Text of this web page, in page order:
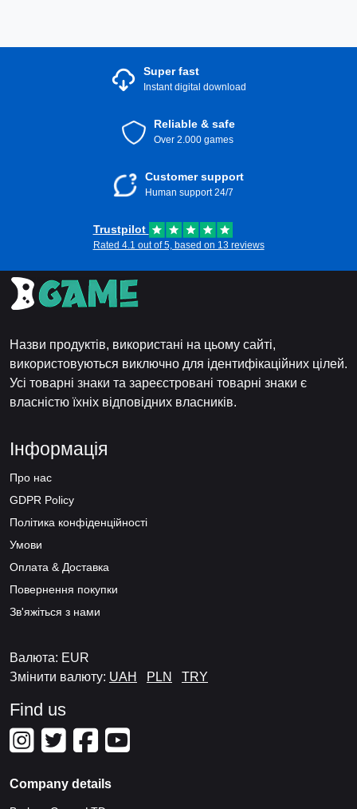
Super fast
Instant digital download
Reliable & safe
Over 2.000 games
Customer support
Human support 24/7
Trustpilot
Rated 4.1 out of 5, based on 13 reviews
Назви продуктів, використані на цьому сайті,
використовуються виключно для ідентифікаційних цілей.
Усі товарні знаки та зареєстровані товарні знаки є
власністю їхніх відповідних власників.
Інформація
Про нас
GDPR Policy
Політика конфіденційності
Умови
Оплата & Доставка
Повернення покупки
Зв'яжіться з нами
Валюта: EUR
Змінити валюту: UAH PLN TRY
Find us
Company details